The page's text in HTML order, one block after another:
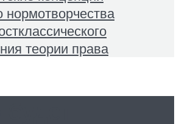
нормотворчества
теории права